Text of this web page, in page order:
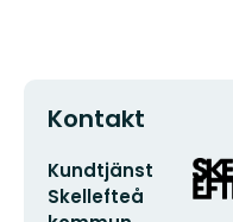
Kontakt
E-
postadress
Kundtjänst
Skellefteå